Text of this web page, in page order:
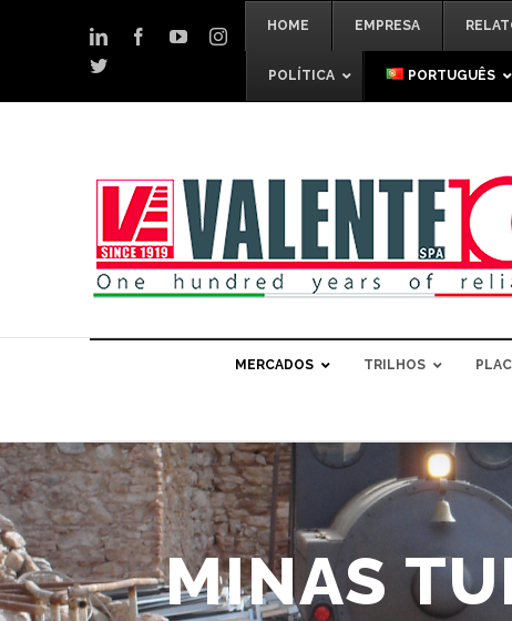
LinkedInFacebookYouTubeInstagram
Twitter
HOME EMPRESA
POLÍTICA PORTUGUÊS
MERCADOS TRILHOS
MINAS